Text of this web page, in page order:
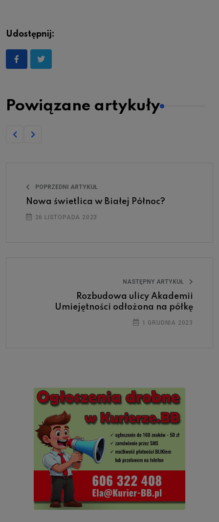
Udostępnij:
Powiązane artykuły
POPRZEDNI ARTYKUŁ
Nowa świetlica w Białej Północ?
26 LISTOPADA 2023
NASTĘPNY ARTYKUŁ
Rozbudowa ulicy Akademii
Umiejętności odłożona na półkę
1 GRUDNIA 2023